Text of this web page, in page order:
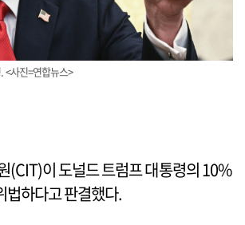
<사진=연합뉴스>
(CIT)이 도널드 트럼프 대통령의 10%
법하다고 판결했다.